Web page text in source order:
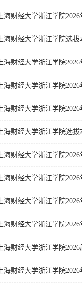
上海财经大学浙江学院
上海财经大学浙江学院选
上海财经大学浙江学院
上海财经大学浙江学院
上海财经大学浙江学院
上海财经大学浙江学院选
上海财经大学浙江学院
上海财经大学浙江学院
上海财经大学浙江学院
上海财经大学浙江学院
上海财经大学浙江学院
上海财经大学浙江学院